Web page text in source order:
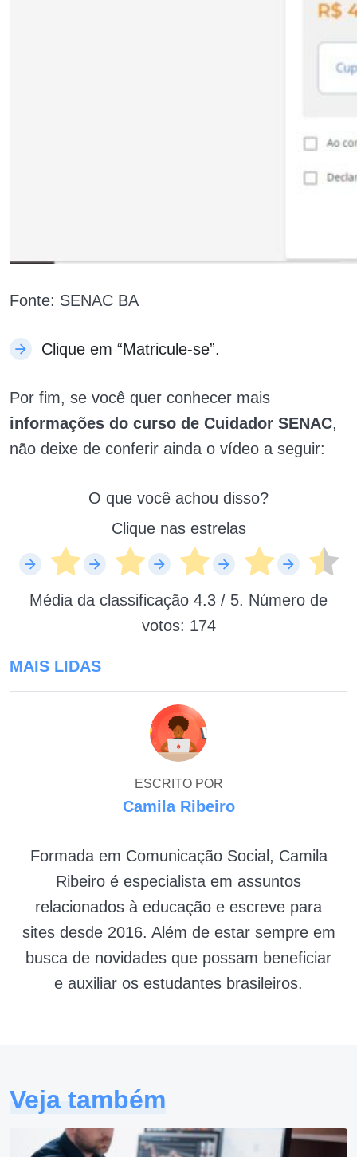
Fonte: SENAC BA
Clique em “Matricule-se”.
Por fim, se você quer conhecer mais
informações do curso de Cuidador SENAC,
não deixe de conferir ainda o vídeo a seguir:
O que você achou disso?
Clique nas estrelas
Média da classificação 4.3 / 5. Número de
votos: 174
MAIS LIDAS
ESCRITO POR
Camila Ribeiro
Formada em Comunicação Social, Camila
Ribeiro é especialista em assuntos
relacionados à educação e escreve para
sites desde 2016. Além de estar sempre em
busca de novidades que possam beneficiar
e auxiliar os estudantes brasileiros.
Veja também